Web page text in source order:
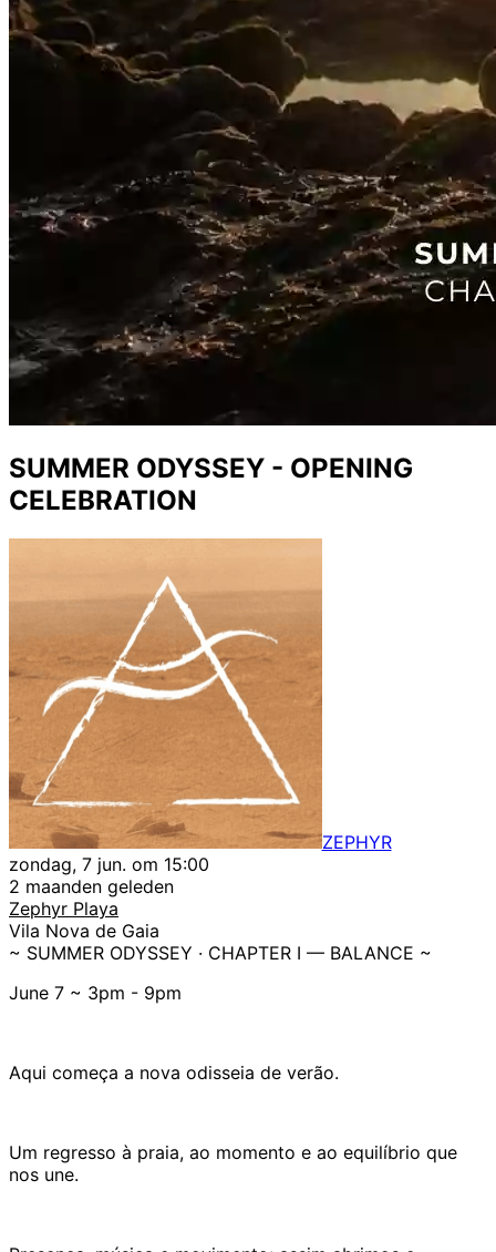
SUMMER ODYSSEY - OPENING
CELEBRATION
ZEPHYR
zondag, 7 jun. om 15:00
2 maanden geleden
Zephyr Playa
Vila Nova de Gaia
~ SUMMER ODYSSEY · CHAPTER I — BALANCE ~
June 7 ~ 3pm - 9pm
Aqui começa a nova odisseia de verão.
Um regresso à praia, ao momento e ao equilíbrio que
nos une.